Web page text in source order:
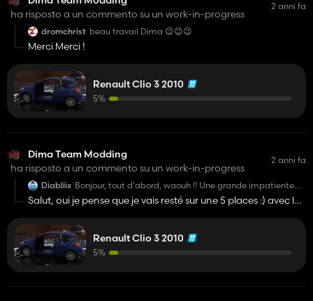
ha risposto a un commento su un work-in-progress
2 anni fa
dromchrist beau travail Dima 😉😉😉
Merci Merci !
Renault Clio 3 2010
5%
Dima Team Modding
ha risposto a un commento su un work-in-progress
2 anni fa
Diabliix Bonjour, tout d'abord, waouh !! Une grande impatiente
de pouvoir jouer avec quand elle sera sorti🙃Petite
question, sera-t-elle équipée d'un attelage pour pouvoir
Concernant l'intérieur, les deux modèles seraient parfait
mais pour une voiture plutôt typé particulier, peut-être
qu'une version cinq places pourraient être bien.
Merci d'avance pour le travail fourni et pour celui qu'il
Salut, oui je pense que je vais resté sur une 5 places :) avec le
Merci pour l'idée !Renault Clio 3 2010
5%